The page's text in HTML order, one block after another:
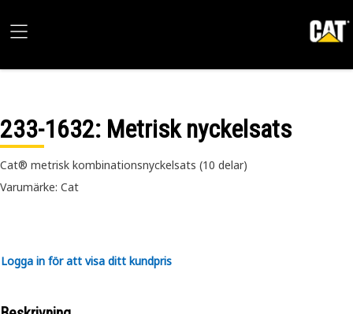
233-1632: Metrisk nyckelsats
Cat® metrisk kombinationsnyckelsats (10 delar)
Varumärke: Cat
Logga in för att visa ditt kundpris